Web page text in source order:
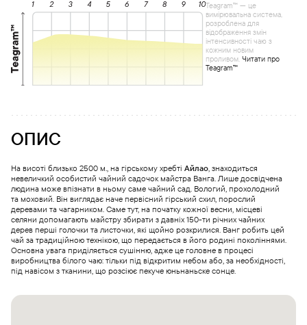
Teagram™ — це
вимірювальна система,
розроблена для
відображення змін
інтенсивності чаю з
кожним новим
проливом. Читати про
Teagram™
ОПИС
На висоті близько 2500 м., на гірському хребті Айлао , знаходиться
невеличкий особистий чайний садочок майстра Ванга. Лише досвідчена
людина може впізнати в ньому саме чайний сад. Вологий, прохолодний
та моховий. Він виглядає наче первісний гірський схил, порослий
деревами та чагарником. Саме тут, на початку кожної весни, місцеві
селяни допомагають майстру збирати з давніх 150-ти річних чайних
дерев перші голочки та листочки, які щойно розкрилися. Ванг робить цей
чай за традиційною технікою, що передається в його родині поколіннями.
Основна увага приділяється сушінню, адже це головне в процесі
виробництва білого чаю: тільки під відкритим небом або, за необхідності,
під навісом з тканини, що розсіює пекуче юньнаньске сонце.